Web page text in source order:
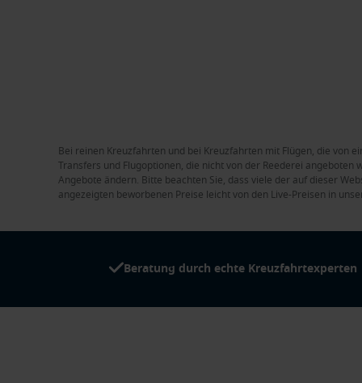
Bei reinen Kreuzfahrten und bei Kreuzfahrten mit Flügen, die von
Transfers und Flugoptionen, die nicht von der Reederei
Angebote ändern. Bitte beachten Sie, dass viele der auf dieser
angezeigten beworbenen Preise leicht von den Live-Preisen in
Beratung durch echte Kreuzfahrtexperten